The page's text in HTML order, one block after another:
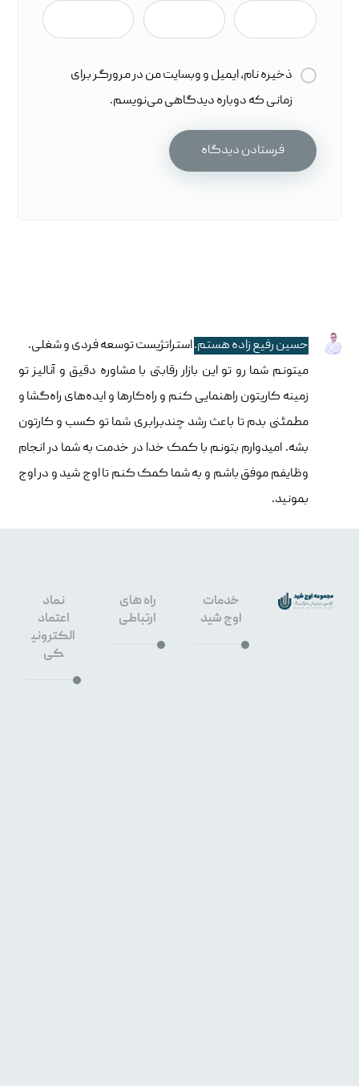
ذخیره نام، ایمیل و وبسایت من در مرورگر برای
زمانی که دوباره دیدگاهی می‌نویسم.
حسین رفیع زاده هستم.استراتژیست توسعه فردی و شغلی.
میتونم شما رو تو این بازار رقابتی با مشاوره دقیق و آنالیز تو
زمینه کاریتون راهنمایی کنم و راه‌کارها و ایده‌های راه‌گشا و
مطمئنی بدم تا باعث رشد چندبرابری شما تو کسب و کارتون
بشه. امیدوارم بتونم با کمک خدا در خدمت به شما در انجام
وظایفم موفق باشم و به شما کمک کنم تا اوج شید و در اوج
بمونید.
خدمات
اوج شید
راه های
ارتباطی
نماد
اعتماد
الکترونی
کی